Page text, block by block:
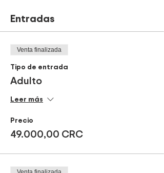
Recomendaciones:
• Artículos de higiene personal
• Ropa de cambio
• Lentes de sol
• Medicamentos de uso personal
Itinerario:
Salida de Catedral Av2, San José:
Entradas
Venta finalizada
Tipo de entrada
Adulto
Leer más
Precio
49.000,00 CRC